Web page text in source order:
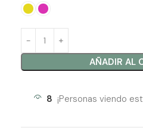
AÑADIR AL
8 ¡Personas viendo